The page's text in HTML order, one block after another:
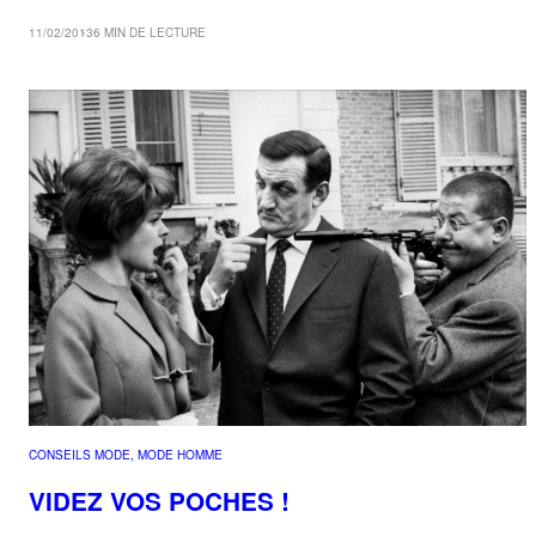
11/02/20136 MIN DE LECTURE
CONSEILS MODE MODE HOMME
VIDEZ VOS POCHES !